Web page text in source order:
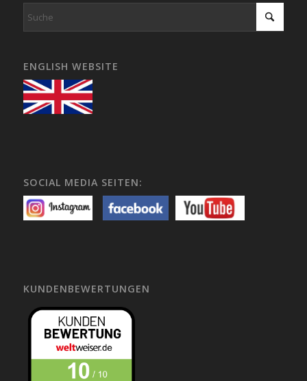
ENGLISH WEBSITE
SOCIAL MEDIA SEITEN:
KUNDENBEWERTUNGEN